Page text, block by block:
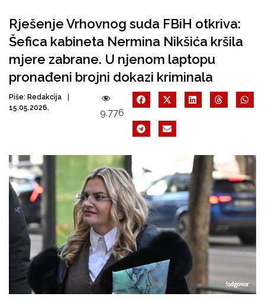
Rješenje Vrhovnog suda FBiH otkriva:
Šefica kabineta Nermina Nikšića kršila
mjere zabrane. U njenom laptopu
pronađeni brojni dokazi kriminala
Piše: Redakcija
15.05.2026.
9.776